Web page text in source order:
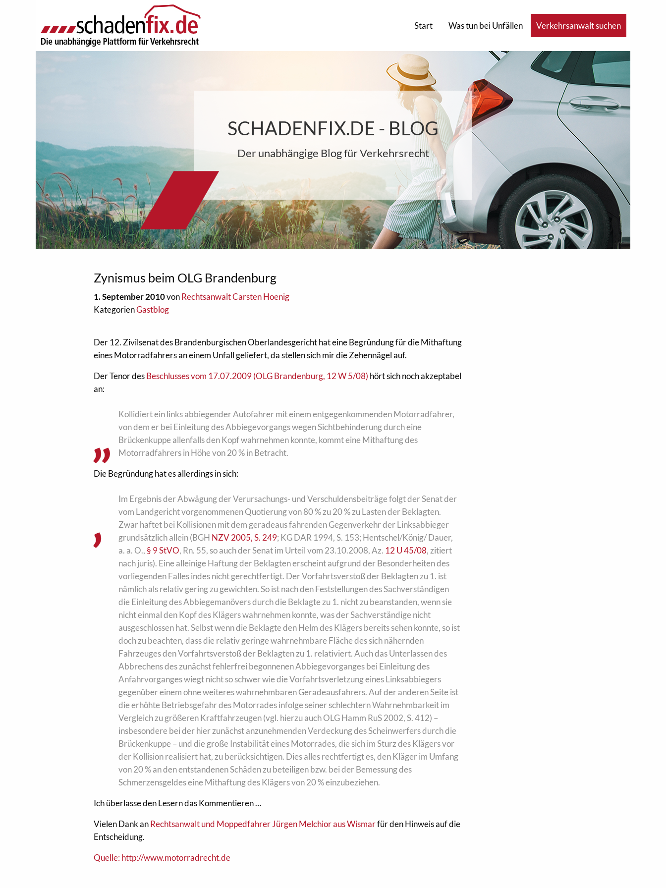
Start Was tun bei Unfällen Verkehrsanwalt suchen
SCHADENFIX.DE - BLOG
Der unabhängige Blog für Verkehrsrecht
Zynismus beim OLG Brandenburg
1. September 2010vonRechtsanwalt Carsten Hoenig
KategorienGastblog
Der 12. Zivilsenat des Brandenburgischen Oberlandesgericht hat eine Begründung für die Mithaftung
eines Motorradfahrers an einem Unfall geliefert, da stellen sich mir die Zehennägel auf.
Der Tenor desBeschlusses vom 17.07.2009 (OLG Brandenburg, 12 W 5/08) hört sich noch akzeptabel
an:
Kollidiert ein links abbiegender Autofahrer mit einem entgegenkommenden Motorradfahrer,
von dem er bei Einleitung des Abbiegevorgangs wegen Sichtbehinderung durch eine
Brückenkuppe allenfalls den Kopf wahrnehmen konnte, kommt eine Mithaftung des
Motorradfahrers in Höhe von 20 % in Betracht.
Die Begründung hat es allerdings in sich:
Im Ergebnis der Abwägung der Verursachungs- und Verschuldensbeiträge folgt der Senat der
vom Landgericht vorgenommenen Quotierung von 80 % zu 20 % zu Lasten der Beklagten.
Zwar haftet bei Kollisionen mit dem geradeaus fahrenden Gegenverkehr der Linksabbieger
grundsätzlich allein (BGH NZV 2005, S. 249; KG DAR 1994, S. 153; Hentschel/König/ Dauer,
a. a. O., § 9 StVO, Rn. 55, so auch der Senat im Urteil vom 23.10.2008, Az. 12 U 45/08, zitiert
nach juris). Eine alleinige Haftung der Beklagten erscheint aufgrund der Besonderheiten des
vorliegenden Falles indes nicht gerechtfertigt. Der Vorfahrtsverstoß der Beklagten zu 1. ist
nämlich als relativ gering zu gewichten. So ist nach den Feststellungen des Sachverständigen
die Einleitung des Abbiegemanövers durch die Beklagte zu 1. nicht zu beanstanden, wenn sie
nicht einmal den Kopf des Klägers wahrnehmen konnte, was der Sachverständige nicht
ausgeschlossen hat. Selbst wenn die Beklagte den Helm des Klägers bereits sehen konnte, so ist
doch zu beachten, dass die relativ geringe wahrnehmbare Fläche des sich nähernden
Fahrzeuges den Vorfahrtsverstoß der Beklagten zu 1. relativiert. Auch das Unterlassen des
Abbrechens des zunächst fehlerfrei begonnenen Abbiegevorganges bei Einleitung des
Anfahrvorganges wiegt nicht so schwer wie die Vorfahrtsverletzung eines Linksabbiegers
gegenüber einem ohne weiteres wahrnehmbaren Geradeausfahrers. Auf der anderen Seite ist
die erhöhte Betriebsgefahr des Motorrades infolge seiner schlechtern Wahrnehmbarkeit im
Vergleich zu größeren Kraftfahrzeugen (vgl. hierzu auch OLG Hamm RuS 2002, S. 412) –
insbesondere bei der hier zunächst anzunehmenden Verdeckung des Scheinwerfers durch die
Brückenkuppe – und die große Instabilität eines Motorrades, die sich im Sturz des Klägers vor
der Kollision realisiert hat, zu berücksichtigen. Dies alles rechtfertigt es, den Kläger im Umfang
von 20 % an den entstandenen Schäden zu beteiligen bzw. bei der Bemessung des
Schmerzensgeldes eine Mithaftung des Klägers von 20 % einzubeziehen.
Ich überlasse den Lesern das Kommentieren …
Vielen Dank anRechtsanwalt und Moppedfahrer Jürgen Melchior aus Wismarfür den Hinweis auf die
Entscheidung.
Quelle: http://www.motorradrecht.de